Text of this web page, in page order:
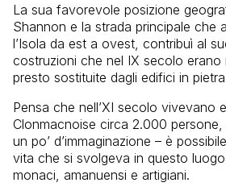
La sua favorevole posizione
Shannon e la strada principale che
l’Isola da est a ovest, contribuì al
costruzioni che nel IX secolo
presto sostituite dagli edifici in
Pensa che nell’XI secolo vivevano
Clonmacnoise circa 2.000
un po’ d’immaginazione – è
vita che si svolgeva in questo
monaci, amanuensi e artigiani.